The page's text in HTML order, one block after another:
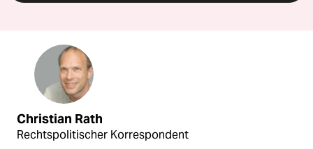
Christian Rath
Rechtspolitischer Korrespondent